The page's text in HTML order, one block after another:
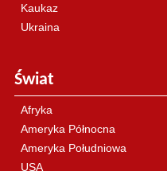
Kaukaz
Ukraina
Świat
Afryka
Ameryka Północna
Ameryka Południowa
USA